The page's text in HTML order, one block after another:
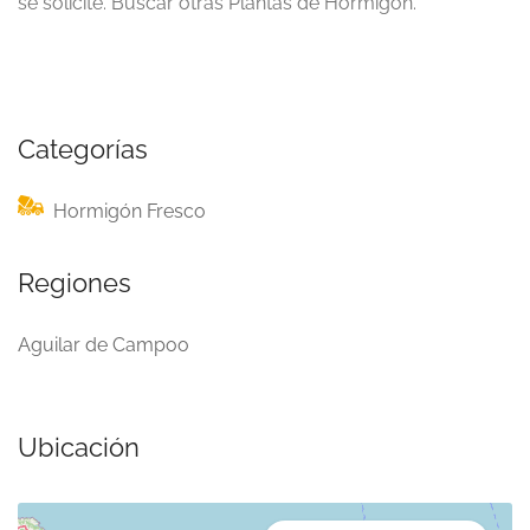
Categorías
Hormigón Fresco
Regiones
Aguilar de Campoo
Ubicación